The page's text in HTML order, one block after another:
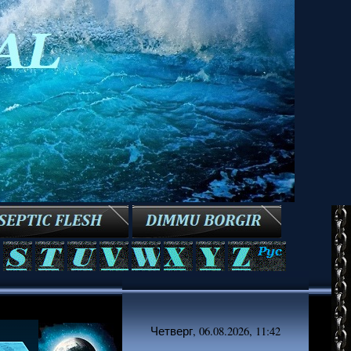
Четверг, 06.08.2026, 11:42